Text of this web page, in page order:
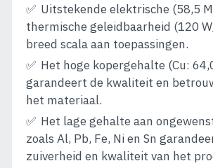
Uitstekende elektrische (58,5
thermische geleidbaarheid (120
breed scala aan toepassingen.
Het hoge kopergehalte (Cu:
garandeert de kwaliteit en
het materiaal.
Het lage gehalte aan
zoals Al, Pb, Fe, Ni en Sn
zuiverheid en kwaliteit van het